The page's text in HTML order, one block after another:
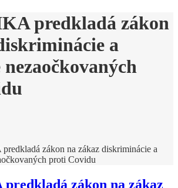
predkladá zákon
a
nezaočkovaných
zákon na zákaz diskriminácie a
proti Covidu
zákon na zákaz